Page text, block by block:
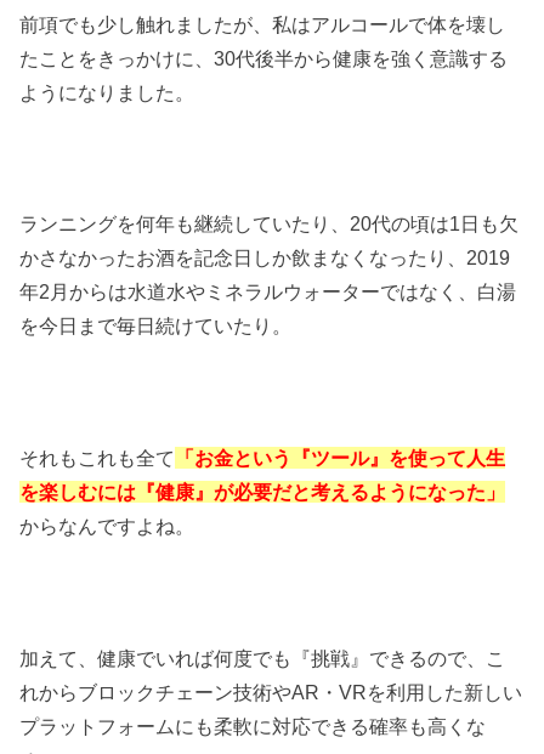
前項でも少し触れましたが、私はアルコールで体を壊し
たことをきっかけに、30代後半から健康を強く意識する
ようになりました。
ランニングを何年も継続していたり、20代の頃は1日も欠
かさなかったお酒を記念日しか飲まなくなったり、2019
年2月からは水道水やミネラルウォーターではなく、白湯
を今日まで毎日続けていたり。
それもこれも全て
「お金という『ツール』を使って人生
を楽しむには『健康』が必要だと考えるようになった」
からなんですよね。
加えて、健康でいれば何度でも『挑戦』できるので、こ
れからブロックチェーン技術やAR・VRを利用した新しい
プラットフォームにも柔軟に対応できる確率も高くな